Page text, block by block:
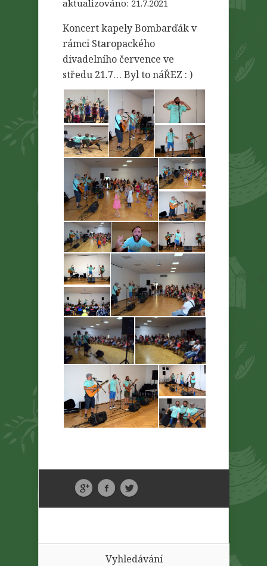
aktualizováno: 21.7.2021
Koncert kapely Bombarďák v
rámci Staropackého
divadelního července ve
středu 21.7… Byl to náŘEZ : )
Vyhledávání